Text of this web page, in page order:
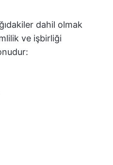
dahil olmak
ve işbirliği